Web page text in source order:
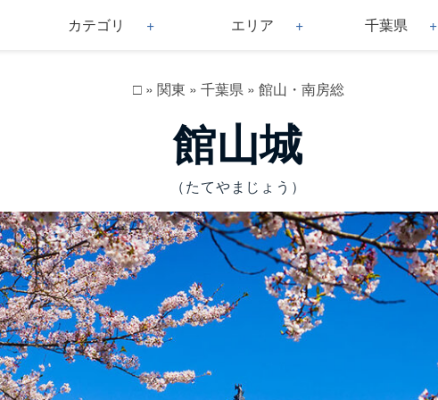
カテゴリ エリア 千葉県
□» 関東 » 千葉県» 館山・南房総
館山城
（たてやまじょう）